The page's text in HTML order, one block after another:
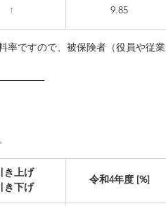
↑ 9.85
率ですので、被保険者（役員や従業
き上げ
き下げ
令和4年度 [%]